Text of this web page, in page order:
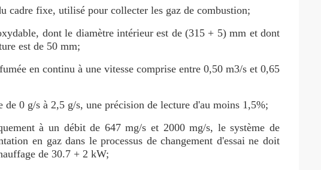
cadre fixe, utilisé pour collecter les gaz de combustion;
dont le diamètre intérieur est de (315 + 5) mm et dont
est de 50 mm;
en continu à une vitesse comprise entre 0,50 m3/s et 0,65
de 0 g/s à 2,5 g/s, une précision de lecture d'au moins 1,5%;
à un débit de 647 mg/s et 2000 mg/s, le système de
en gaz dans le processus de changement d'essai ne doit
de 30.7 + 2 kW;